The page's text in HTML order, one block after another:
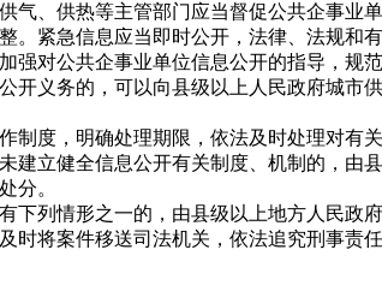
供热等主管部门应当督促公共企事业单
。紧急信息应当即时公开，法律、法规和
公共企事业单位信息公开的指导，规范
务的，可以向县级以上人民政府城市
，明确处理期限，依法及时处理对有关
健全信息公开有关制度、机制的，由
分。
情形之一的，由县级以上地方人民政
将案件移送司法机关，依法追究刑事责任